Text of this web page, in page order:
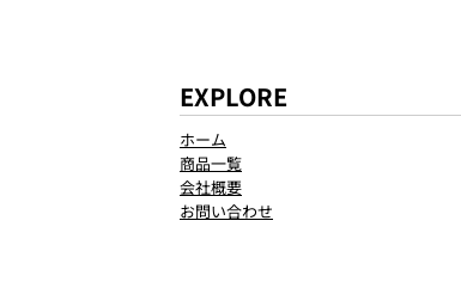
EXPLORE
ホーム
商品一覧
会社概要
お問い合わせ